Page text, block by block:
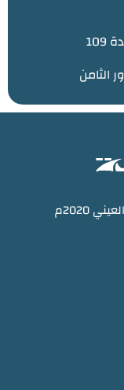
الثامن
2020م